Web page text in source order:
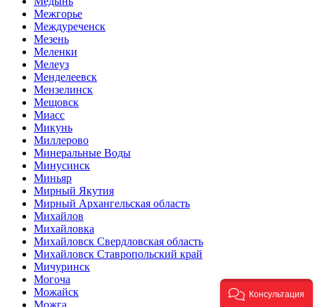
Межгорье
Междуреченск
Мезень
Меленки
Мелеуз
Менделеевск
Мензелинск
Мещовск
Миасс
Микунь
Миллерово
Минеральные Воды
Минусинск
Миньяр
Мирный Якутия
Мирный Архангельская область
Михайлов
Михайловка
Михайловск Свердловская область
Михайловск Ставропольский край
Мичуринск
Могоча
Можайск
Можга
Консультация